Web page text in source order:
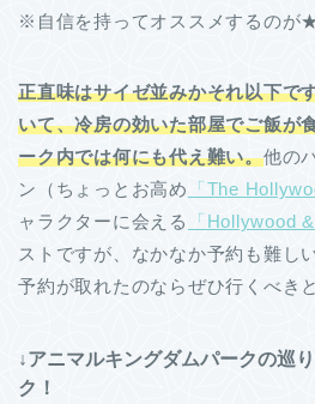
※自信を持ってオススメするのが★
正直味はサイゼ並みかそれ以下で
いて、冷房の効いた部屋でご飯が
ーク内では何にも代え難い。他の
ン（ちょっとお高め
「The
ャラクターに会える
「Hollywood
ストですが、なかなか予約も難し
予約が取れたのならぜひ行くべき
↓アニマルキングダムパークの巡
ク！